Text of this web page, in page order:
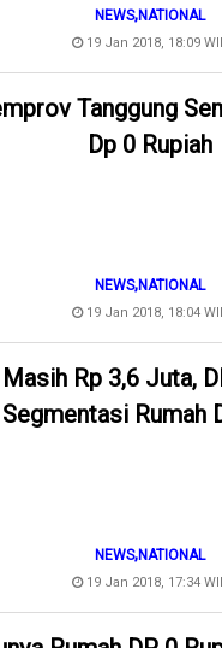
NEWS,NATIONAL
19 Jan 2018, 18:09
Tanggung
Dp 0 Rupiah
NEWS,NATIONAL
19 Jan 2018, 18:04
Rp 3,6 Juta,
Segmentasi Rumah
NEWS,NATIONAL
19 Jan 2018, 17:34